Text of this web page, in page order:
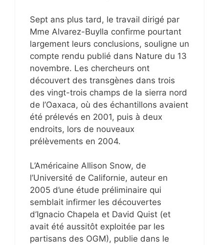
Sept ans plus tard, le travail dirigé par
Mme Alvarez-Buylla confirme pourtant
largement leurs conclusions, souligne un
compte rendu publié dans Nature du 13
novembre. Les chercheurs ont
découvert des transgènes dans trois
des vingt-trois champs de la sierra nord
de l’Oaxaca, où des échantillons avaient
été prélevés en 2001, puis à deux
endroits, lors de nouveaux
prélèvements en 2004.
L’Américaine Allison Snow, de
l’Université de Californie, auteur en
2005 d’une étude préliminaire qui
semblait infirmer les découvertes
d’Ignacio Chapela et David Quist (et
avait été aussitôt exploitée par les
partisans des OGM), publie dans le